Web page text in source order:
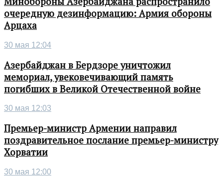
очередную дезинформацию: Армия обороны
Арцаха
30 мая 12:04
Азербайджан в Бердзоре уничтожил
мемориал, увековечивающий память
погибших в Великой Отечественной войне
30 мая 12:03
Премьер-министр Армении направил
поздравительное послание премьер-министру
Хорватии
30 мая 12:00